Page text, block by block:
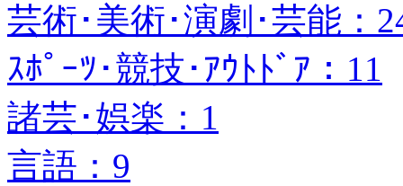
芸術･美術･演劇･芸能：
ｽﾎﾟｰﾂ･競技･ｱｳﾄﾄﾞｱ：11
諸芸･娯楽：1
言語：9